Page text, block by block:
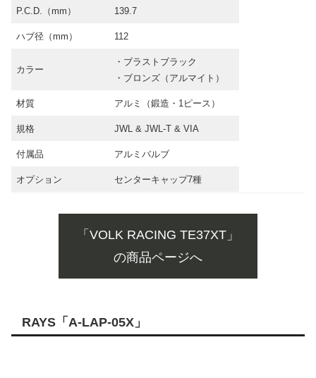
P.C.D.（mm） 139.7
ハブ径（mm） 112
カラー
・ブラストブラック
・ブロンズ（アルマイト）
材質 アルミ（鍛造・1ピース）
規格 JWL & JWL-T & VIA
付属品 アルミバルブ
オプション センターキャップ7種
「VOLK RACING TE37XT」
の商品ページへ
RAYS「A-LAP-05X」